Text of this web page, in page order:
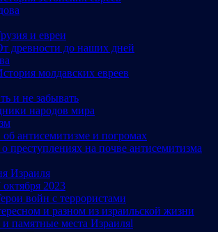
и евреи
древности до наших дней
молдавских евреев
и не забывать
народов мира
об антисемитизме и погромах
преступлениях на почве антисемитизма
Израиля
октября 2023
войн с террористами
и разном из израильской жизни
и памятные места Израиляl